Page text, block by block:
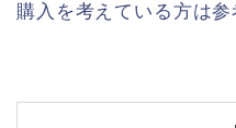
購入を考えている方は参